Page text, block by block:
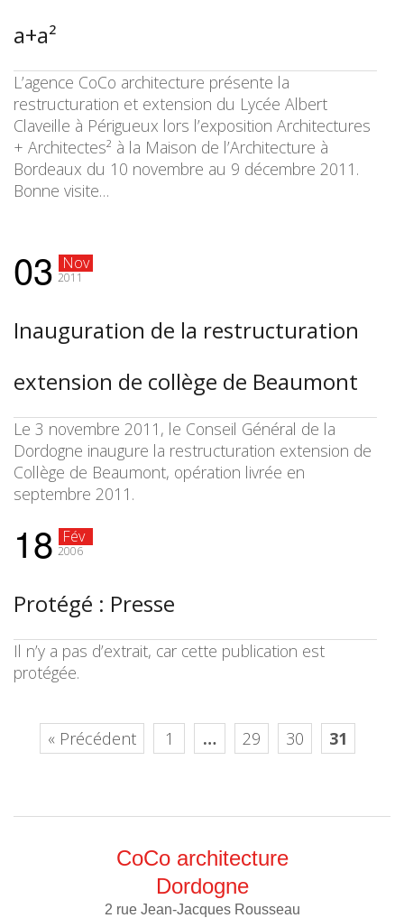
a+a²
L’agence CoCo architecture présente la
restructuration et extension du Lycée Albert
Claveille à Périgueux lors l’exposition Architectures
+ Architectes² à la Maison de l’Architecture à
Bordeaux du 10 novembre au 9 décembre 2011.
Bonne visite…
03 Nov
2011
Inauguration de la restructuration
extension de collège de Beaumont
Le 3 novembre 2011, le Conseil Général de la
Dordogne inaugure la restructuration extension de
Collège de Beaumont, opération livrée en
septembre 2011.
18 Fév
2006
Protégé : Presse
Il n’y a pas d’extrait, car cette publication est
protégée.
« Précédent 1 … 29 30 31
CoCo architecture
Dordogne
2 rue Jean-Jacques Rousseau